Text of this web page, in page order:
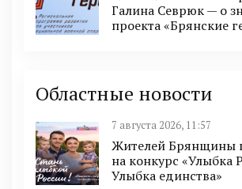
Галина Севрюк — о
проекта «Брянские
Областные новости
7 августа 2026, 11:57
Жителей Брянщины
на конкурс «Улыбка
Улыбка единства»